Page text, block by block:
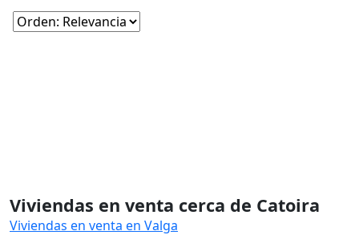
Viviendas en venta cerca de Catoira
Viviendas en venta en Valga